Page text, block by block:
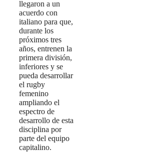
llegaron a un
acuerdo con
italiano para que,
durante los
próximos tres
años, entrenen la
primera división,
inferiores y se
pueda desarrollar
el rugby
femenino
ampliando el
espectro de
desarrollo de esta
disciplina por
parte del equipo
capitalino.